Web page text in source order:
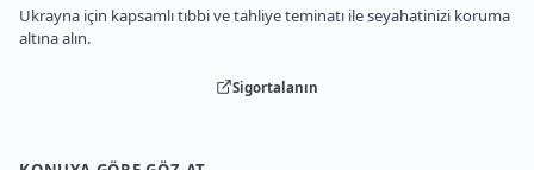
Ukrayna için kapsamlı tıbbi ve tahliye teminatı ile seyahatinizi koruma
altına alın.
Sigortalanın